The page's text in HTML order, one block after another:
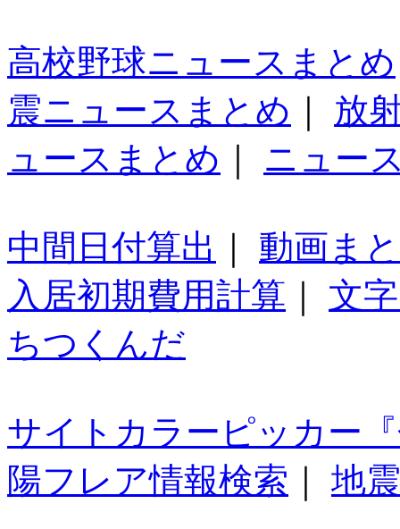
高校野球ニュースまとめ
震ニュースまとめ
放
ュースまとめ
ニュー
中間日付算出
動画ま
入居初期費用計算
文
ちつくんだ
サイトカラーピッカー
陽フレア情報検索
地